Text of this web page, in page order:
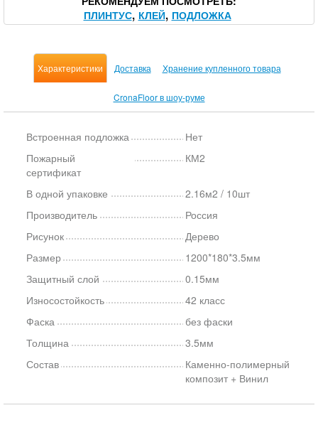
ПЛИНТУС КЛЕЙ ПОДЛОЖКА
Характеристики Доставка Хранение купленного товара
CronaFloor в шоу-руме
Встроенная подложка
Нет
Пожарный
сертификат
КМ2
В одной упаковке
2.16м2 / 10шт
Производитель
Россия
Рисунок
Дерево
Размер
1200*180*3.5мм
Защитный слой
0.15мм
Износостойкость
42 класс
Фаска
без фаски
Толщина
3.5мм
Состав
Каменно-полимерный
композит + Винил